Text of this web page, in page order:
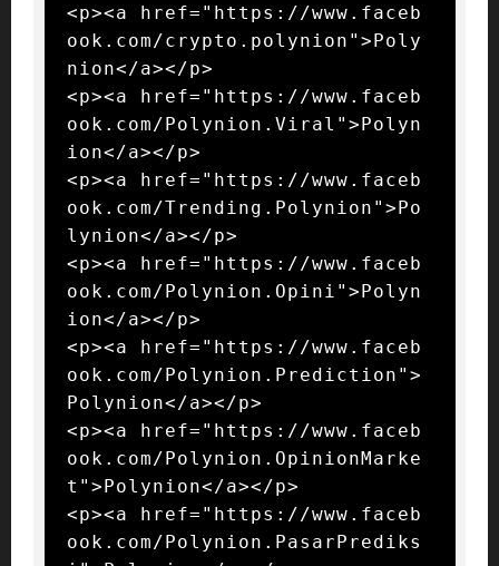
<p><a href="https://www.faceb
ook.com/crypto.polynion">Poly
nion</a></p>
<p><a href="https://www.faceb
ook.com/Polynion.Viral">Polyn
ion</a></p>
<p><a href="https://www.faceb
ook.com/Trending.Polynion">Po
lynion</a></p>
<p><a href="https://www.faceb
ook.com/Polynion.Opini">Polyn
ion</a></p>
<p><a href="https://www.faceb
ook.com/Polynion.Prediction">
Polynion</a></p>
<p><a href="https://www.faceb
ook.com/Polynion.OpinionMarke
t">Polynion</a></p>
<p><a href="https://www.faceb
ook.com/Polynion.PasarPrediks